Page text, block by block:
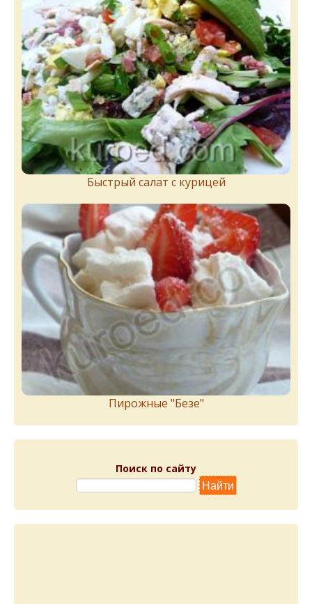
Быстрый салат с курицей
Пирожныe "Бeзe"
Поиск по сайту